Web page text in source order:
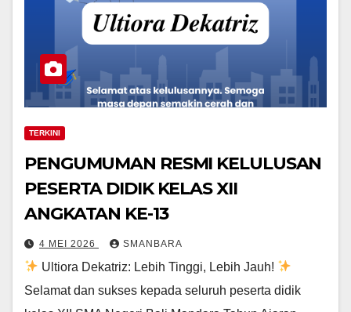
TERKINI
PENGUMUMAN RESMI KELULUSAN
PESERTA DIDIK KELAS XII
ANGKATAN KE-13
4 MEI 2026 SMANBARA
Ultiora Dekatriz: Lebih Tinggi, Lebih Jauh!
Selamat dan sukses kepada seluruh peserta didik